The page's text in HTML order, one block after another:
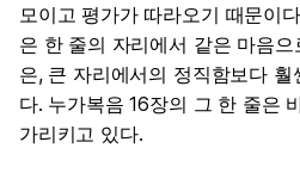
모이고 평가가 따라오기 때문이
은 한 줄의 자리에서 같은 마음
은, 큰 자리에서의 정직함보다
다. 누가복음 16장의 그 한 줄은
가리키고 있다.